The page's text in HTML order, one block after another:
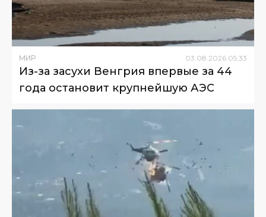
МИР 03 08 2026 05:33
Из-за засухи Венгрия впервые за 44
года остановит крупнейшую АЭС